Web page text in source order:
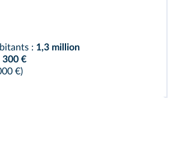
: 1,3 million
300 €
€)